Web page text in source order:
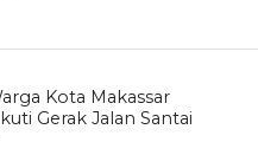
Kota Makassar
Gerak Jalan Santai